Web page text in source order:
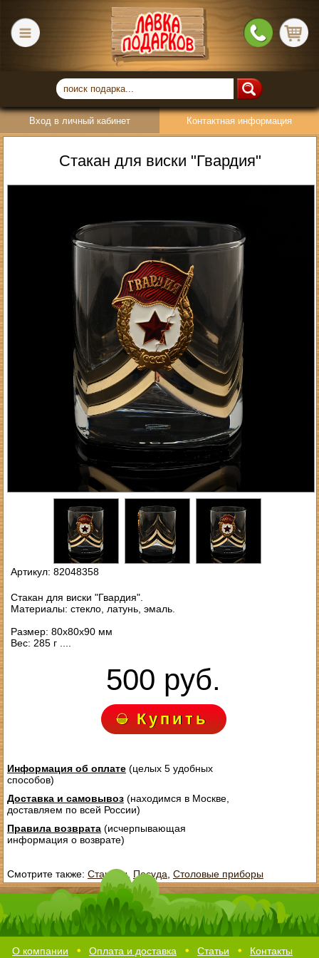
Вход в личный кабинет Контактная информация
Стакан для виски "Гвардия"
Артикул: 82048358
Стакан для виски "Гвардия".
Материалы: стекло, латунь, эмаль.
Размер: 80х80х90 мм
Вес: 285 г ....
500 руб.
Купить
Информация об оплате(целых 5 удобных
способов)
Доставка и самовывоз(находимся в Москве,
доставляем по всей России)
Правила возврата(исчерпывающая
информация о возврате)
Смотрите также: Стаканы, Посуда Столовые приборы
О компании Оплата и доставка Статьи Контакты